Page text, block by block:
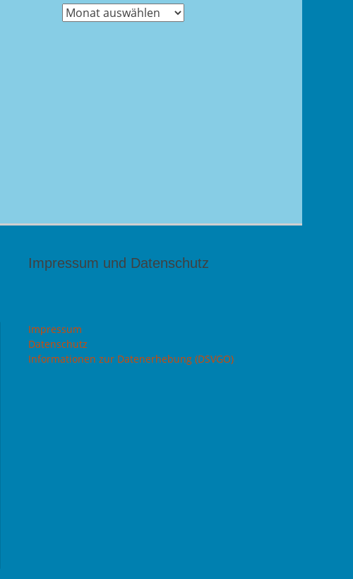
Archiv
Impressum und Datenschutz
Impressum
Datenschutz
Informationen zur Datenerhebung (DSVGO)